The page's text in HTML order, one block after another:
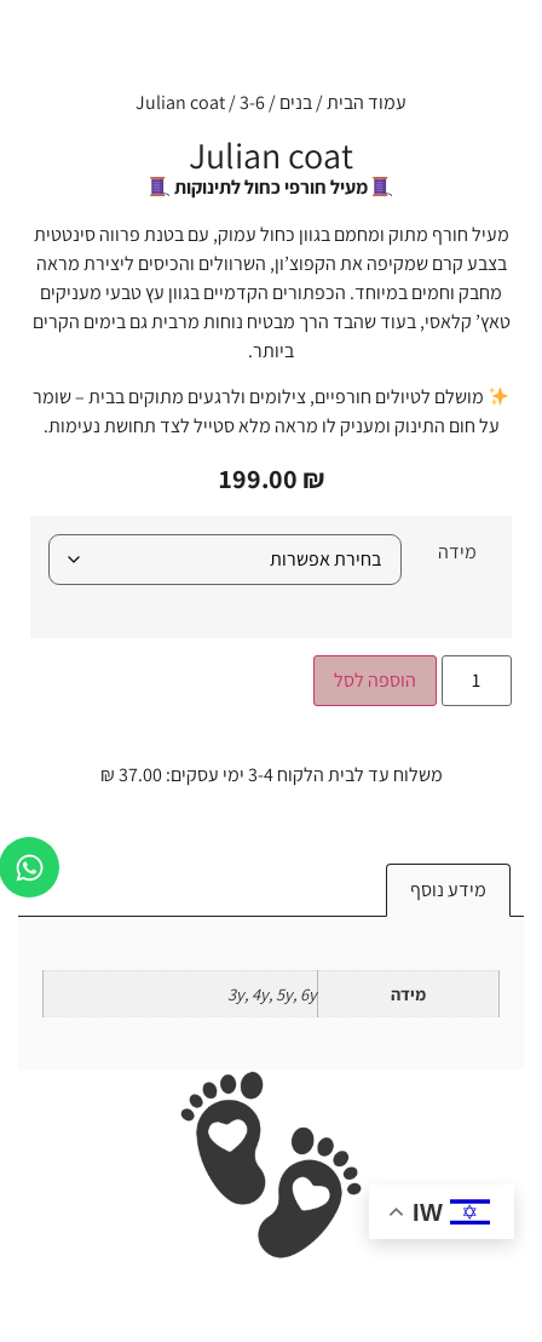
עמוד הבית/בנים/
3-6
/ Julian coat
Julian coat
מעיל חורפי כחול לתינוקות
מעיל חורף מתוק ומחמם בגוון כחול עמוק, עם בטנת פרווה סינטטית
בצבע קרם שמקיפה את הקפוצ’ון, השרוולים והכיסים ליצירת מראה
מחבק וחמים במיוחד. הכפתורים הקדמיים בגוון עץ טבעי מעניקים
טאץ’ קלאסי, בעוד שהבד הרך מבטיח נוחות מרבית גם בימים הקרים
ביותר.
מושלם לטיולים חורפיים, צילומים ולרגעים מתוקים בבית – שומר
על חום התינוק ומעניק לו מראה מלא סטייל לצד תחושת נעימות.
199.00₪
מידה
הוספה לסל
משלוח עד לבית הלקוח 3-4 ימי עסקים: 37.00 ₪
מידע נוסף
מידה 3y, 4y, 5y, 6y
IW